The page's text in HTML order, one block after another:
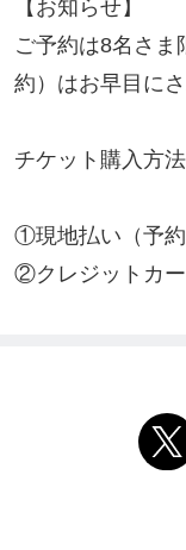
【お知らせ】
ご予約は8名さま
約）はお早目に
チケット購入方
①現地払い（予約
②クレジットカ